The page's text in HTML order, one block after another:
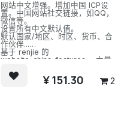
网站中文增强。增加中国 ICP设
置。中国网站社交链接，如QQ，
微信等。
设置所有中文默认值。
默认国家/地区、时区、货币、合
作伙伴...
基于 renjie 的
website_china_features ，大量
¥151.30 2